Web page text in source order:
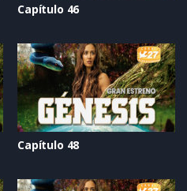
Capítulo 46
Capítulo 48